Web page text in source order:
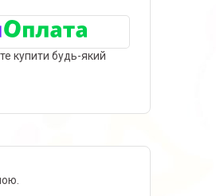
купити будь-який